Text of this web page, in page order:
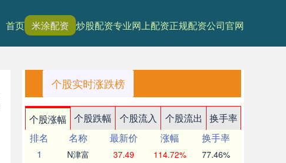
首页 米涂配资 炒股配资专业网上配资正规配资公司官网
个股实时涨跌榜
个股涨幅 个股跌幅 个股流入 个股流出
换手率
排名
名称 最新价 涨幅
换手率
1
N津富 37.49 114.72% 77.46%